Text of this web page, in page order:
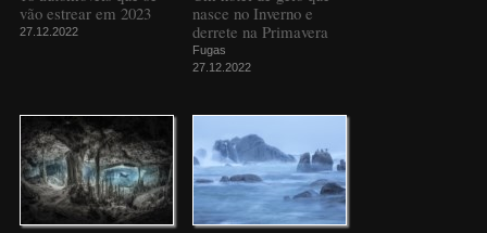
vão estrear em 2023
27.12.2022
nasce no Inverno e
derrete na Primavera
Fugas
27.12.2022